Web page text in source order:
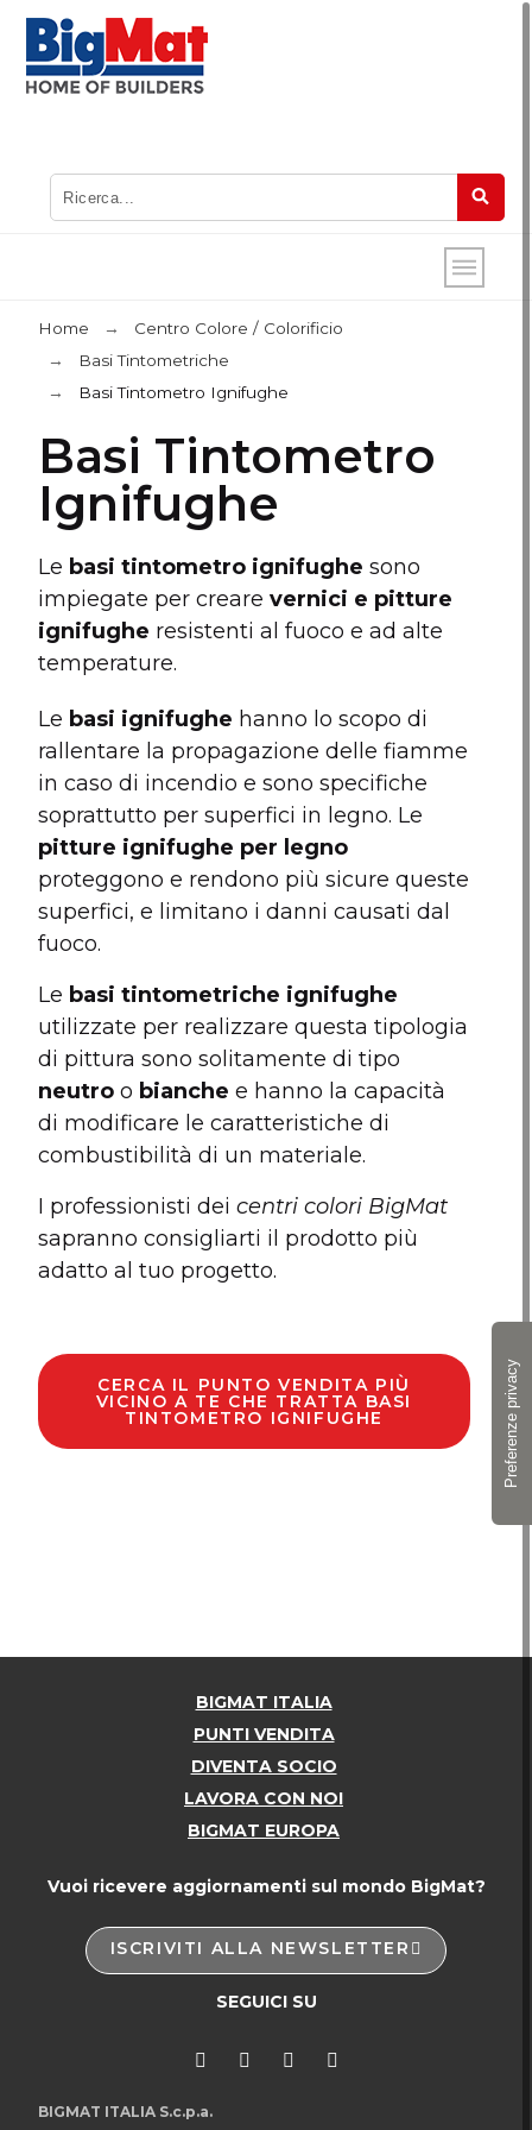
Home
Centro Colore / Colorificio
Basi Tintometriche
Basi Tintometro Ignifughe
Basi Tintometro
Ignifughe
Le basi tintometro ignifughe sono
impiegate per crearevernici e pitture
ignifughe resistenti al fuoco e ad alte
temperature.
Le basi ignifughe hanno lo scopo di
rallentare la propagazione delle fiamme
in caso di incendio e sono specifiche
soprattutto per superfici in legno. Le
pitture ignifughe per legno
proteggono e rendono più sicure queste
superfici, e limitano i danni causati dal
fuoco.
Le basi tintometriche ignifughe
utilizzate per realizzare questa tipologia
di pittura sono solitamente di tipo
neutro o bianche e hanno la capacità
di modificare le caratteristiche di
combustibilità di un materiale.
I professionisti deicentri colori BigMat
sapranno consigliarti il prodotto più
adatto al tuo progetto.
CERCA IL PUNTO VENDITA PIÙ
VICINO A TE CHE TRATTA BASI
TINTOMETRO IGNIFUGHE
BIGMAT ITALIA
PUNTI VENDITA
DIVENTA SOCIO
LAVORA CON NOI
BIGMAT EUROPA
Vuoi ricevere aggiornamenti sul mondo BigMat?
ISCRIVITI ALLA NEWSLETTER
SEGUICI SU
BIGMAT ITALIA S.c.p.a.